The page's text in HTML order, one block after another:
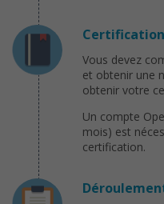
Certification
Vous devez
et obtenir une
obtenir votre
Un compte
mois) est
certification.